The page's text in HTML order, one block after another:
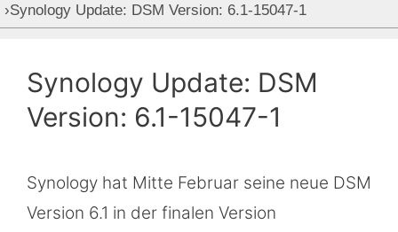
›Synology Update: DSM Version: 6.1-15047-1
Synology Update: DSM
Version: 6.1-15047-1
Synology hat Mitte Februar seine neue DSM
Version 6.1 in der finalen Version